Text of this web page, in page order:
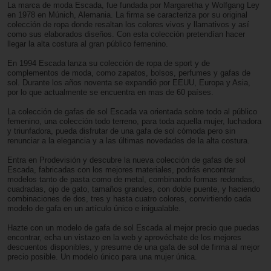
La marca de moda Escada, fue fundada por Margaretha y Wolfgang Ley
en 1978 en Múnich, Alemania. La firma se caracteriza por su original
colección de ropa donde resaltan los colores vivos y llamativos y así
como sus elaborados diseños. Con esta colección pretendían hacer
llegar la alta costura al gran público femenino.
En 1994 Escada lanza su colección de ropa de sport y de
complementos de moda, como zapatos, bolsos, perfumes y gafas de
sol. Durante los años noventa se expandió por EEUU, Europa y Asia,
por lo que actualmente se encuentra en mas de 60 países.
La colección de gafas de sol Escada va orientada sobre todo al público
femenino, una colección todo terreno, para toda aquella mujer, luchadora
y triunfadora, pueda disfrutar de una gafa de sol cómoda pero sin
renunciar a la elegancia y a las últimas novedades de la alta costura.
Entra en Prodevisión y descubre la nueva colección de gafas de sol
Escada, fabricadas con los mejores materiales, podrás encontrar
modelos tanto de pasta como de metal, combinando formas redondas,
cuadradas, ojo de gato, tamaños grandes, con doble puente, y haciendo
combinaciones de dos, tres y hasta cuatro colores, convirtiendo cada
modelo de gafa en un artículo único e inigualable.
Hazte con un modelo de gafa de sol Escada al mejor precio que puedas
encontrar, echa un vistazo en la web y aprovéchate de los mejores
descuentos disponibles, y presume de una gafa de sol de firma al mejor
precio posible. Un modelo único para una mujer única.